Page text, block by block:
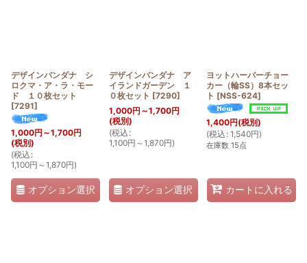
デザインバンダナ シ
ロクマ・ア・ラ・モー
ド １０枚セット
[7291]
1,000円 ～1,700円
(税別)
(税込 :
1,100円 ～1,870円)
オプション選択
デザインバンダナ ア
イランドガーデン １
０枚セット [7290]
1,000円 ～1,700円
(税別)
(税込 :
1,100円 ～1,870円)
オプション選択
ヨットハーバーチョー
カー（輪SS）8本セッ
ト [NSS-624]
1,400円(税別)
(税込 : 1,540円)
在庫数 15点
カートに入れる